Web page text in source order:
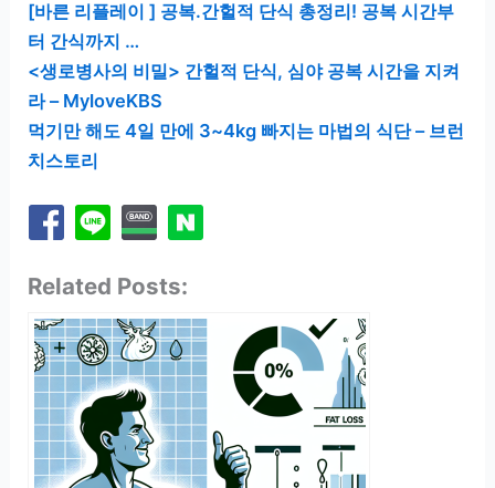
[바른 리플레이 ] 공복.간헐적 단식 총정리! 공복 시간부
터 간식까지 …
<생로병사의 비밀> 간헐적 단식, 심야 공복 시간을 지켜
라 – MyloveKBS
먹기만 해도 4일 만에 3~4kg 빠지는 마법의 식단 – 브런
치스토리
Related Posts: